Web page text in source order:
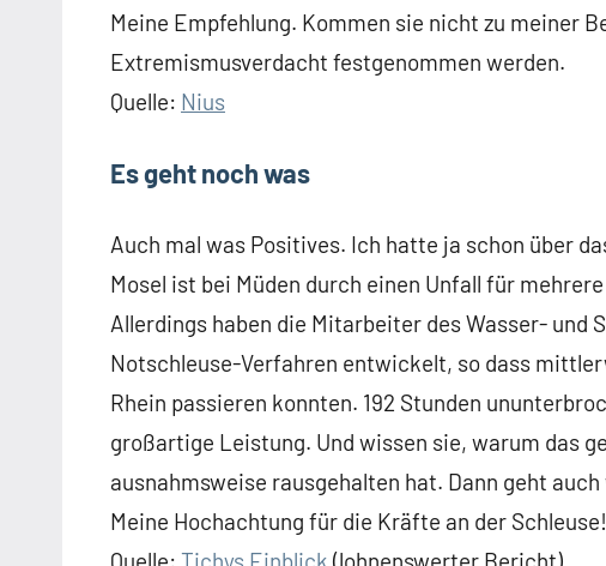
Meine Empfehlung. Kommen sie nicht zu meiner
Extremismusverdacht festgenommen werden.
Quelle: Nius
Es geht noch was
Auch mal was Positives. Ich hatte ja schon über
Mosel ist bei Müden durch einen Unfall für
Allerdings haben die Mitarbeiter des Wasser-
Notschleuse-Verfahren entwickelt, so dass
Rhein passieren konnten. 192 Stunden
großartige Leistung. Und wissen sie, warum das
ausnahmsweise rausgehalten hat. Dann geht auch
Meine Hochachtung für die Kräfte an der Schleuse!